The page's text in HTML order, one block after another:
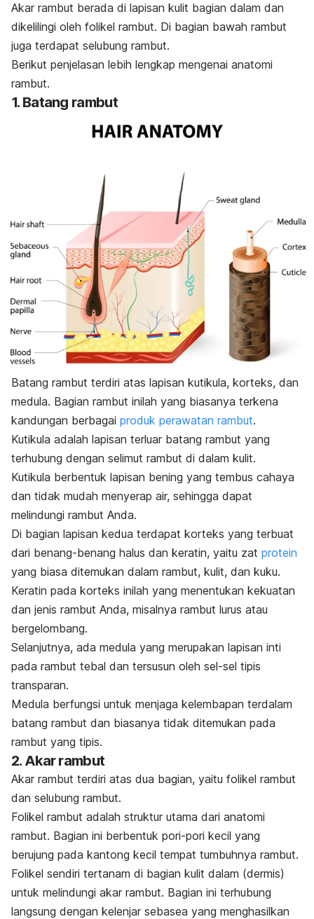
Akar rambut berada di lapisan kulit bagian dalam dan
dikelilingi oleh folikel rambut. Di bagian bawah rambut
juga terdapat selubung rambut.
Berikut penjelasan lebih lengkap mengenai anatomi
rambut.
1. Batang rambut
Batang rambut terdiri atas lapisan kutikula, korteks, dan
medula. Bagian rambut inilah yang biasanya terkena
kandungan berbagai produk perawatan rambut.
Kutikula adalah lapisan terluar batang rambut yang
terhubung dengan selimut rambut di dalam kulit.
Kutikula berbentuk lapisan bening yang tembus cahaya
dan tidak mudah menyerap air, sehingga dapat
melindungi rambut Anda.
Di bagian lapisan kedua terdapat korteks yang terbuat
dari benang-benang halus dan keratin, yaitu zat protein
yang biasa ditemukan dalam rambut, kulit, dan kuku.
Keratin pada korteks inilah yang menentukan kekuatan
dan jenis rambut Anda, misalnya rambut lurus atau
bergelombang.
Selanjutnya, ada medula yang merupakan lapisan inti
pada rambut tebal dan tersusun oleh sel-sel tipis
transparan.
Medula berfungsi untuk menjaga kelembapan terdalam
batang rambut dan biasanya tidak ditemukan pada
rambut yang tipis.
2. Akar rambut
Akar rambut terdiri atas dua bagian, yaitu folikel rambut
dan selubung rambut.
Folikel rambut adalah struktur utama dari anatomi
rambut. Bagian ini berbentuk pori-pori kecil yang
berujung pada kantong kecil tempat tumbuhnya rambut.
Folikel sendiri tertanam di bagian kulit dalam (dermis)
untuk melindungi akar rambut. Bagian ini terhubung
langsung dengan kelenjar sebasea yang menghasilkan